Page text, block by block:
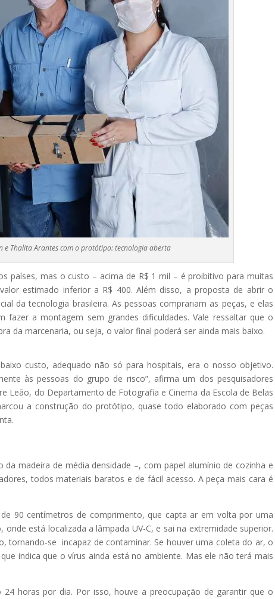
e Thalita Arantes com o protótipo: tecnologia aberta
países, mas o custo – acima de R$ 1 mil – é proibitivo para muitas
estimado inferior a R$ 400. Além disso, a proposta de abrir o
da tecnologia brasileira. As pessoas comprariam as peças, e elas
a montagem sem grandes dificuldades. Vale ressaltar que o
da marcenaria, ou seja, o valor final poderá ser ainda mais baixo.
custo, adequado não só para hospitais, era o nosso objetivo.
às pessoas do grupo de risco”, afirma um dos pesquisadores
Leão, do Departamento de Fotografia e Cinema da Escola de Belas
a construção do protótipo, quase todo elaborado com peças
madeira de média densidade –, com papel alumínio de cozinha e
todos materiais baratos e de fácil acesso. A peça mais cara é
90 centímetros de comprimento, que capta ar em volta por uma
está localizada a lâmpada UV-C, e sai na extremidade superior.
tornando-se incapaz de contaminar. Se houver uma coleta do ar, o
indica que o vírus ainda está no ambiente. Mas ele não terá mais
horas por dia. Por isso, houve a preocupação de garantir que o